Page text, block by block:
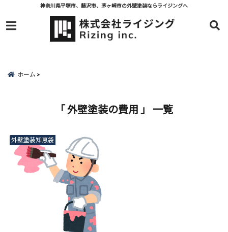
神奈川県平塚市、藤沢市、茅ヶ崎市の外壁塗装ならライジングへ
menu
ホーム
「 外壁塗装の費用 」 一覧
外壁塗装知恵袋